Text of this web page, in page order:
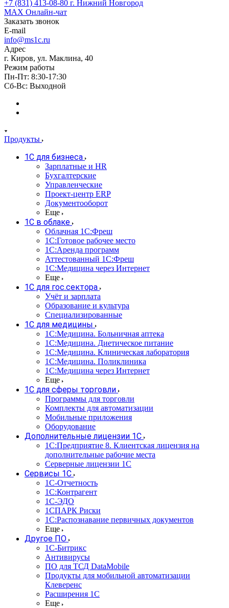
+7 (831) 413-08-80 г. Нижний Новгород
MAX Онлайн-чат
Заказать звонок
E-mail
info@ms1c.ru
Адрес
г. Киров, ул. Маклина, 40
Режим работы
Пн-Пт: 8:30-17:30
Cб-Вс: Выходной
Продукты
1С для бизнеса
Зарплатные и HR
Бухгалтерские
Управленческие
Проект-центр ERP
Документооборот
Еще
1C в облаке
Облачная 1С:Фреш
1С:Готовое рабочее место
1C:Аренда программ
Аттестованный 1С:Фреш
1С:Медицина через Интернет
Еще
1С для гос.сектора
Учёт и зарплата
Образование и культура
Специализированные
1С для медицины
1С:Медицина. Больничная аптека
1С:Медицина. Диетическое питание
1С:Медицина. Клиническая лаборатория
1С:Медицина. Поликлиника
1С:Медицина через Интернет
Еще
1С для сферы торговли
Программы для торговли
Комплекты для автоматизации
Мобильные приложения
Оборудование
Дополнительные лицензии 1С
1С:Предприятие 8. Клиентская лицензия на
дополнительные рабочие места
Серверные лицензии 1С
Сервисы 1С
1С-Отчетность
1С:Контрагент
1С-ЭДО
1СПАРК Риски
1С:Распознавание первичных документов
Еще
Другое ПО
1С-Битрикс
Антивирусы
ПО для ТСД DataMobile
Продукты для мобильной автоматизации
Клеверенс
Расширения 1С
Еще